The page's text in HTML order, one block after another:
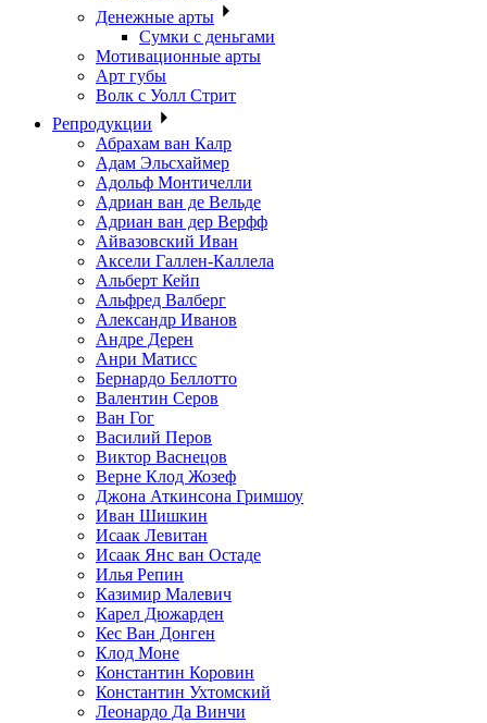
Денежные арты
Сумки с деньгами
Мотивационные арты
Арт губы
Волк с Уолл Стрит
Репродукции
Абрахам ван Калр
Адам Эльсхаймер
Адольф Монтичелли
Адриан ван де Вельде
Адриан ван дер Верфф
Айвазовский Иван
Аксели Галлен-Каллела
Альберт Кейп
Альфред Валберг
Александр Иванов
Андре Дерен
Анри Матисс
Бернардо Беллотто
Валентин Серов
Ван Гог
Василий Перов
Виктор Васнецов
Верне Клод Жозеф
Джона Аткинсона Гримшоу
Иван Шишкин
Исаак Левитан
Исаак Янс ван Остаде
Илья Репин
Казимир Малевич
Карел Дюжарден
Кес Ван Донген
Клод Моне
Константин Коровин
Константин Ухтомский
Леонардо Да Винчи